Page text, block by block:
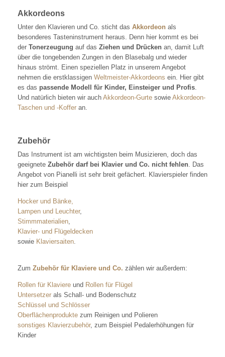
Akkordeons
Unter den Klavieren und Co. sticht das Akkordeon als
besonderes Tasteninstrument heraus. Denn hier kommt es bei
der Tonerzeugung auf das Ziehen und Drückenan, damit Luft
über die tongebenden Zungen in den Blasebalg und wieder
hinaus strömt. Einen speziellen Platz in unserem Angebot
nehmen die erstklassigen Weltmeister-Akkordeons ein. Hier gibt
es das passende Modell für Kinder, Einsteiger und Profis.
Und natürlich bieten wir auch Akkordeon-Gurtesowie Akkordeon-
Taschen und -Kofferan.
Zubehör
Das Instrument ist am wichtigsten beim Musizieren, doch das
geeignete Zubehör darf bei Klavier und Co. nicht fehlen. Das
Angebot von Pianelli ist sehr breit gefächert. Klavierspieler finden
hier zum Beispiel
Hocker und Bänke,
Lampen und Leuchter,
Stimmmaterialien,
Klavier- und Flügeldecken
sowie Klaviersaiten.
Zum Zubehör für Klaviere und Co. zählen wir außerdem:
Rollen für Klaviereund Rollen für Flügel
Untersetzer als Schall- und Bodenschutz
Schlüssel und Schlösser
Oberflächenprodukte zum Reinigen und Polieren
sonstiges Klavierzubehör, zum Beispiel Pedalerhöhungen für
Kinder